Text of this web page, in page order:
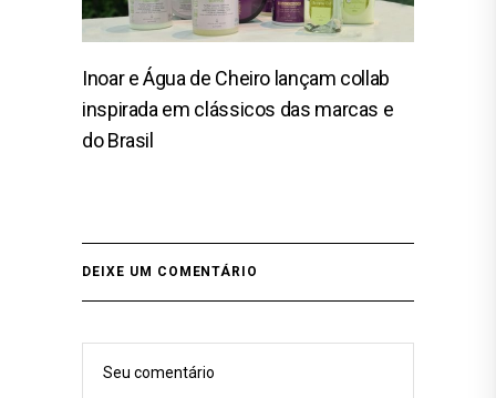
Inoar e Água de Cheiro lançam collab
inspirada em clássicos das marcas e
do Brasil
DEIXE UM COMENTÁRIO